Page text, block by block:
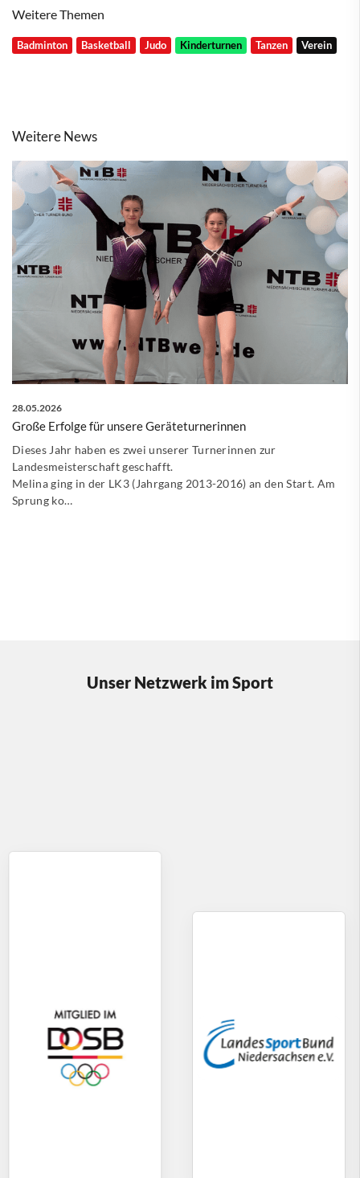
Weitere Themen
Badminton Basketball Judo Kinderturnen Tanzen Verein
Weitere News
28.05.2026
Große Erfolge für unsere Geräteturnerinnen
Dieses Jahr haben es zwei unserer Turnerinnen zur
Landesmeisterschaft geschafft.
Melina ging in der LK3 (Jahrgang 2013-2016) an den Start. Am
Sprung ko…
Unser Netzwerk im Sport